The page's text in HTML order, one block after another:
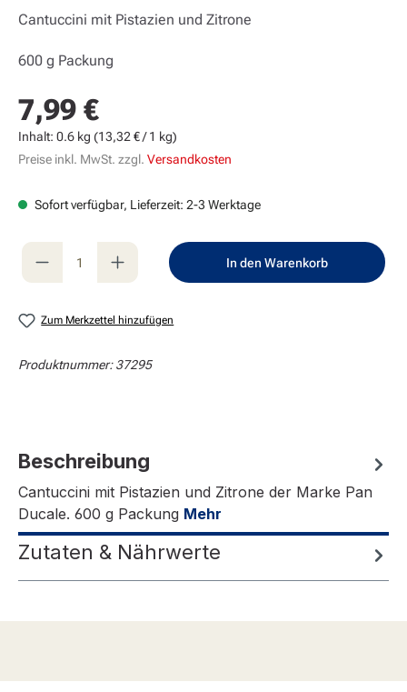
Cantuccini mit Pistazien und Zitrone
600 g Packung
Regulärer Preis:
7,99 €
Inhalt: 0.6 kg (13,32 € / 1 kg)
Preise inkl. MwSt. zzgl. Versandkosten
Sofort verfügbar, Lieferzeit: 2-3 Werktage
Produkt Anzahl: Gib den gewünschten
In den Warenkorb
Zum Merkzettel hinzufügen
Produktnummer:37295
Beschreibung
Cantuccini mit Pistazien und Zitrone der Marke Pan
Ducale. 600 g Packung Mehr
Zutaten & Nährwerte